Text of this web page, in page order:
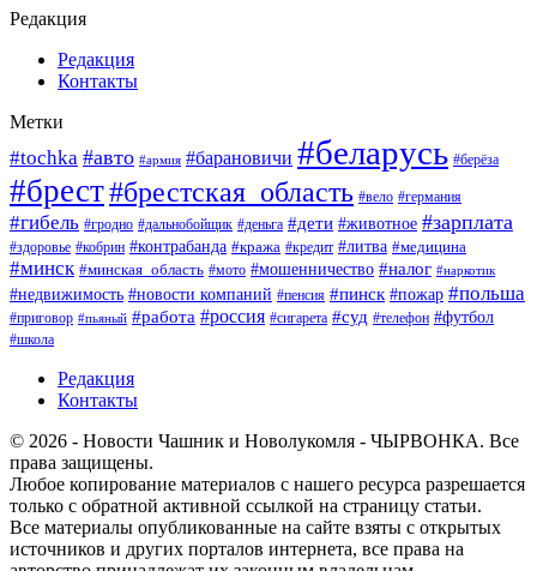
Редакция
Редакция
Контакты
Метки
#tochka #авто #армия #барановичи #беларусь #берёза
#брест#брестская_область #вело #германия
#гибель #гродно #дальнобойщик #деньга #дети #животное #зарплата
#здоровье #кобрин #контрабанда #кража #кредит #литва #медицина
#минск #минская_область #мото #мошенничество #налог #наркотик
#недвижимость #новости компаний #пенсия #пинск #пожар #польша
#приговор #пьяный #работа #россия #сигарета #суд #телефон #футбол
#школа
Редакция
Контакты
© 2026 - Новости Чашник и Новолукомля - ЧЫРВОНКА. Все
права защищены.
Любое копирование материалов с нашего ресурса разрешается
только с обратной активной ссылкой на страницу статьи.
Все материалы опубликованные на сайте взяты с открытых
источников и других порталов интернета, все права на